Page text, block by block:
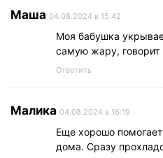
Маша 04.08.2024 в 15:42
Моя бабушка
самую жару, говорит
Ответить
Малика 04.08.2024 в 16:19
Еще хорошо
дома. Сразу